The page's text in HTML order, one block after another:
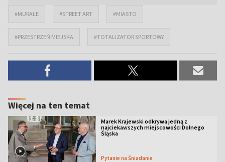
#MURALE #STREET ART #MIASTO
#PRZESTRZEŃ MIEJSKA #TOTALIZATOR SPORTOWY
Więcej na ten temat
Marek Krajewski odkrywa jedną z
najciekawszych miejscowości Dolnego
Śląska
Pytanie na Śniadanie